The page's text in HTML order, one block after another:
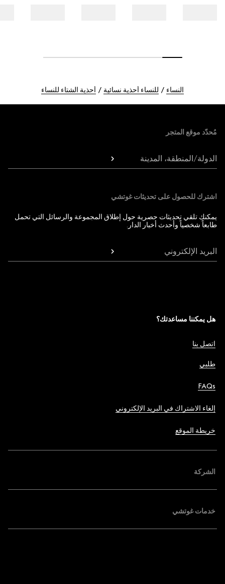
النساء للنساء أحذية نسائية أحذية الشتاء للنساء
مُحدّد موقع المتجر
الدولة/المنطقة، المدينة
اشترك للحصول على تحديثات غوتشي
يمكنك تلقي تحديثات حصرية حول إطلاق المجموعة والرسائل التي تحمل
طابعاً شخصياً وأحدث أخبار الدار.
البريد الإلكتروني
هل يمكننا مساعدتك؟
اتصل بنا
طلبي
FAQs
إلغاء الاشتراك في البريد الإلكتروني
خريطة الموقع
الشركة
خدمات غوتشي